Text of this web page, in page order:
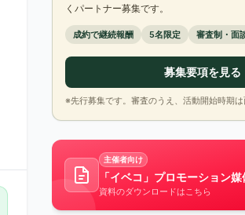
くパートナー募集です。
成約で継続報酬 5名限定 審査制・面
募集要項を見る
※先行募集です。審査のうえ、活動開始時期
主催者向け
「イベコ」プロモーション
資料のダウンロードはこちら